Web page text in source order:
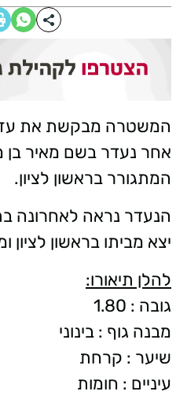
המשטרה מבקשת את
המתגורר בראשון לציון.
יצא מביתו בראשון לציון
להלן תיאורו:
גובה : 1.80
מבנה גוף : בינוני
שיער : קרחת
עיניים : חומות